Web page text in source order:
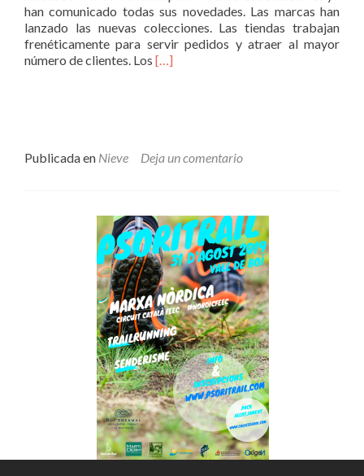
han comunicado todas sus novedades. Las marcas han
lanzado las nuevas colecciones. Las tiendas trabajan
frenéticamente para servir pedidos y atraer al mayor
número de clientes. Los Leer
LA
16-
17?
[…]
Publicada en Nieve Deja un comentario